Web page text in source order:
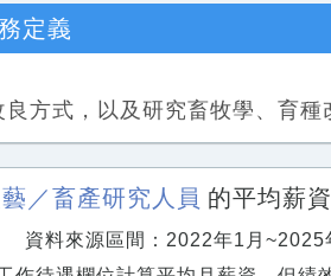
定義
方式，以及研究畜牧學、育種
／畜產研究人員 的平均薪
資料來源區間：2022年1月~2025